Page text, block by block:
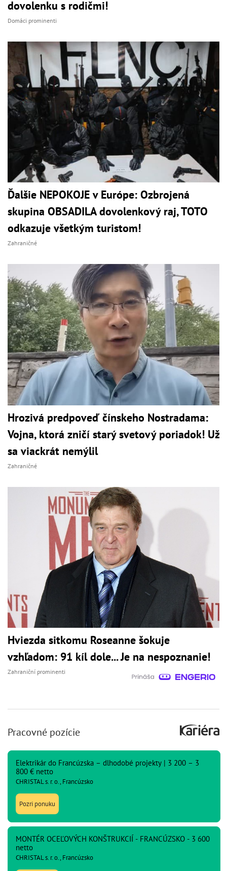
dovolenku s rodičmi!
Domáci prominenti
Ďalšie NEPOKOJE v Európe: Ozbrojená
skupina OBSADILA dovolenkový raj, TOTO
odkazuje všetkým turistom!
Zahraničné
Hrozivá predpoveď čínskeho Nostradama:
Vojna, ktorá zničí starý svetový poriadok! Už
sa viackrát nemýlil
Zahraničné
Hviezda sitkomu Roseanne šokuje
vzhľadom: 91 kíl dole... Je na nespoznanie!
Zahraniční prominenti
Pracovné pozície
Elektrikár do Francúzska – dlhodobé projekty | 3 200 – 3
800 € netto
CHRISTAL s. r. o., Francúzsko
Pozri ponuku
MONTÉR OCEĽOVÝCH KONŠTRUKCIÍ - FRANCÚZSKO - 3 600
netto
CHRISTAL s. r. o., Francúzsko